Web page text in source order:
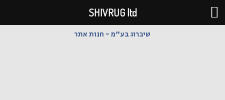
דילוג
לתוכן
שיברוג בע"מ - חנות אתר
SHIVRUG ltd